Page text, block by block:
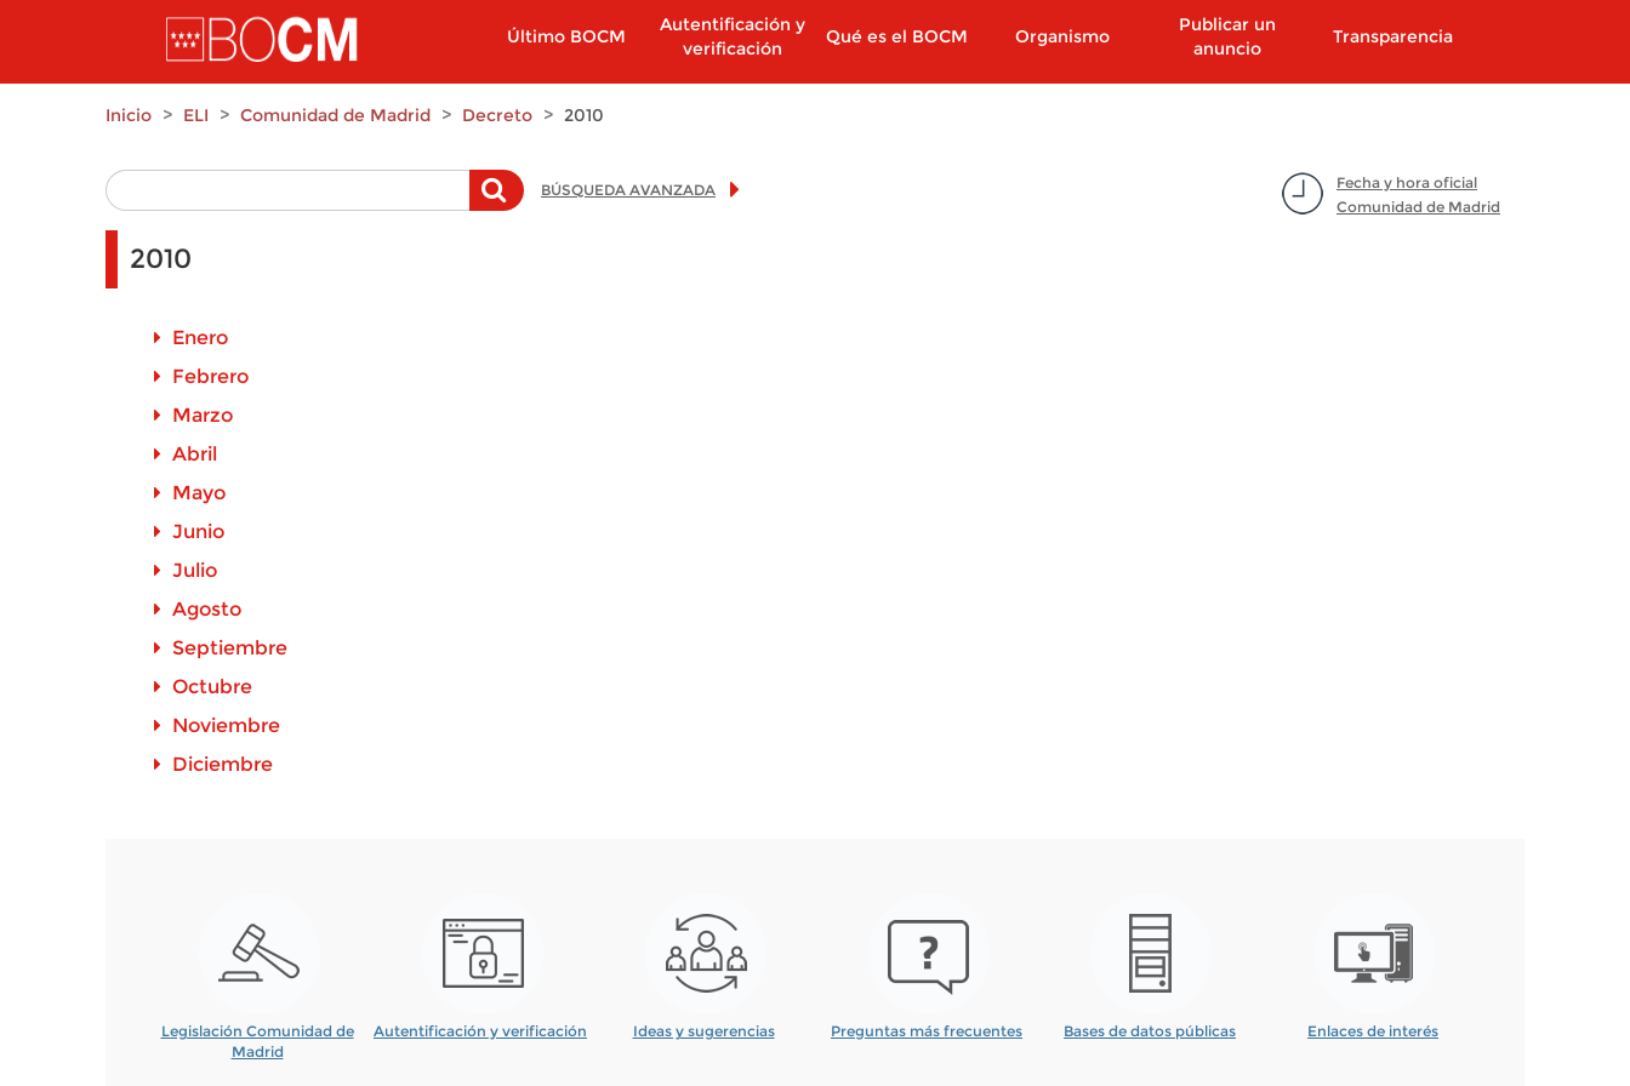
Pasar al contenido principal
Último BOCM
Autentificación y
verificación
Qué es el BOCM Organismo
Publicar un
anuncio
Transparencia
Inicio ELI Comunidad de Madrid Decreto 2010
Fecha y hora oficial
Comunidad de Madrid
BÚSQUEDA AVANZADA
2010
Enero
Febrero
Marzo
Abril
Mayo
Junio
Julio
Agosto
Septiembre
Octubre
Noviembre
Diciembre
Legislación Comunidad de
Madrid
Autentificación y verificación Ideas y sugerencias Preguntas más frecuentes Bases de datos públicas Enlaces de interés